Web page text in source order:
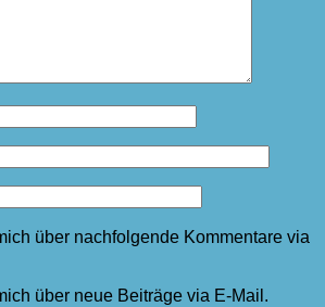
über nachfolgende Kommentare via
über neue Beiträge via E-Mail.